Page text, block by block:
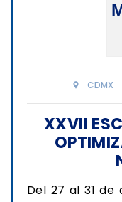
CDMX
XXVII
Del 27 al 31 de